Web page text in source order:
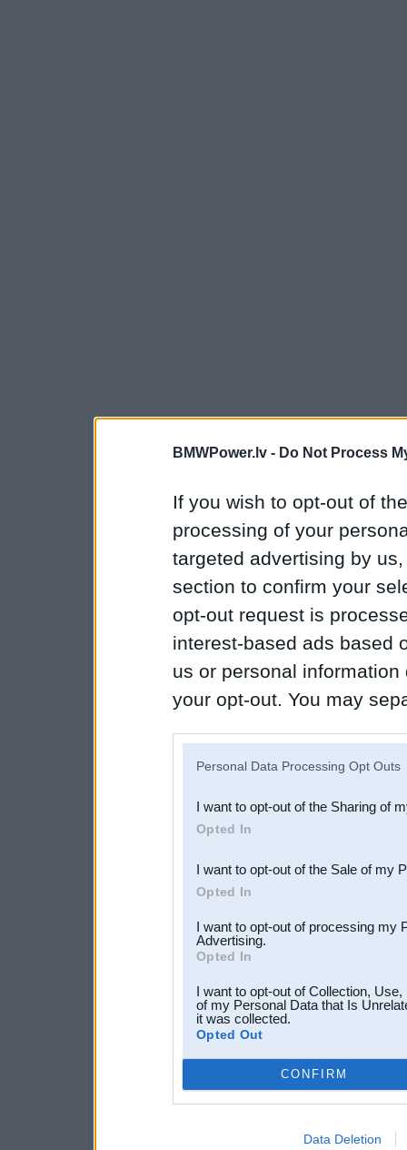
BMWPower.lv - Do Not Process
If you wish to opt-out of
processing of your
targeted advertising by
section to confirm your
opt-out request is
interest-based ads based
us or personal
your opt-out. You may
Downstream Participants
third parties.
Personal Data Processing Opt Outs
I want to opt-out of the Sharing of
Opted In
I want to opt-out of the Sale of my
Opted In
I want to opt-out of processing my
Advertising.
Opted In
I want to opt-out of Collection,
of my Personal Data that Is
it was collected.
Opted Out
CONFIRM
Data Deletion